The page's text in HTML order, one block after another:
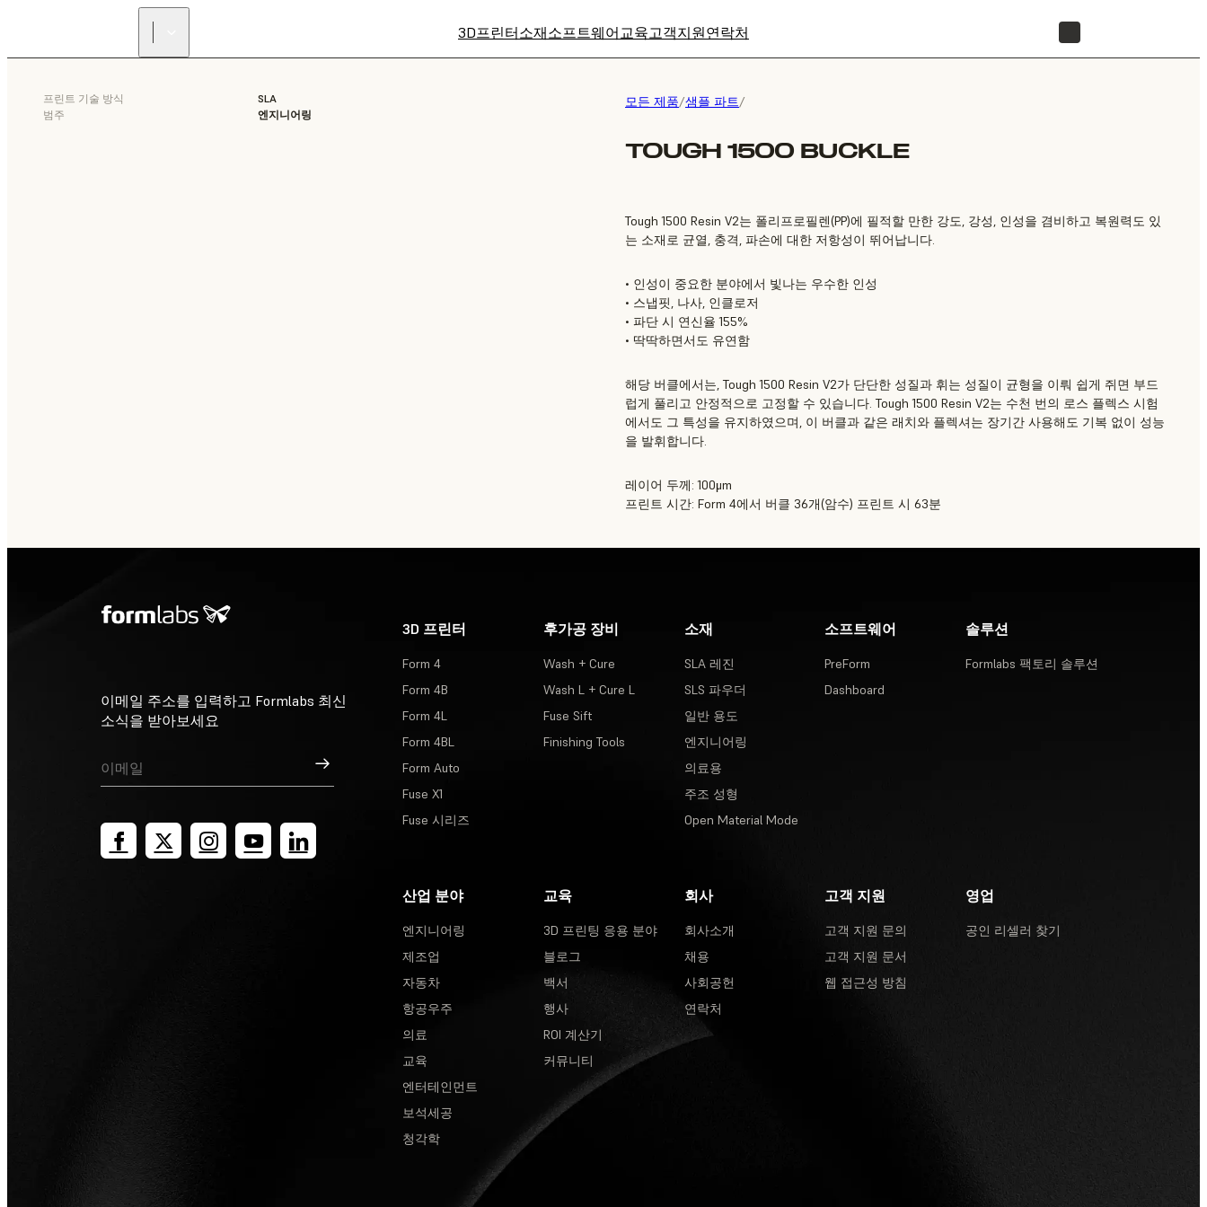
3D프린터소재소프트웨어교육고객지원연락처
모든 제품/샘플 파트/
TOUGH 1500 BUCKLE
프린트 기술 방식
SLA
범주
엔지니어링
Tough 1500 Resin V2는 폴리프로필렌(PP)에 필적할 만한 강도, 강성, 인성을 겸비하고 복원력도 있
는 소재로 균열, 충격, 파손에 대한 저항성이 뛰어납니다.
• 인성이 중요한 분야에서 빛나는 우수한 인성
• 스냅핏, 나사, 인클로저
• 파단 시 연신율 155%
• 딱딱하면서도 유연함
해당 버클에서는, Tough 1500 Resin V2가 단단한 성질과 휘는 성질이 균형을 이뤄 쉽게 쥐면 부드
럽게 풀리고 안정적으로 고정할 수 있습니다. Tough 1500 Resin V2는 수천 번의 로스 플렉스 시험
에서도 그 특성을 유지하였으며, 이 버클과 같은 래치와 플렉셔는 장기간 사용해도 기복 없이 성능
을 발휘합니다.
레이어 두께: 100μm
프린트 시간: Form 4에서 버클 36개(암수) 프린트 시 63분
이메일 주소를 입력하고 Formlabs 최신
소식을 받아보세요
가입
3D 프린터
Form 4
Form 4B
Form 4L
Form 4BL
Form Auto
Fuse X1
Fuse 시리즈
후가공 장비
Wash + Cure
Wash L + Cure L
Fuse Sift
Finishing Tools
소재
SLA 레진
SLS 파우더
일반 용도
엔지니어링
의료용
주조 성형
Open Material Mode
소프트웨어
PreForm
Dashboard
솔루션
Formlabs 팩토리 솔루션
산업 분야
엔지니어링
제조업
자동차
항공우주
의료
교육
엔터테인먼트
보석세공
청각학
교육
3D 프린팅 응용 분야
블로그
백서
행사
ROI 계산기
커뮤니티
회사
회사소개
채용
사회공헌
연락처
고객 지원
고객 지원 문의
고객 지원 문서
웹 접근성 방침
영업
공인 리셀러 찾기